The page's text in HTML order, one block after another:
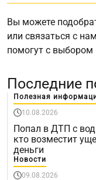
Вы можете
или связаться с
помогут с выбором
Последние
Полезная
10.08.2026
Попал в ДТП с
кто возместит
деньги
Новости
09.08.2026